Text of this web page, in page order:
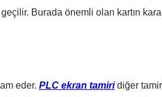
Burada önemli olan kartın
eder. PLC ekran tamiridiğer